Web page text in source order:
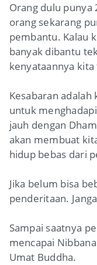
Orang dulu punya
orang sekarang
pembantu. Kalau
banyak dibantu
kenyataannya
Kesabaran
untuk
jauh dengan
akan membuat
hidup bebas dari
Jika belum bisa
penderitaan.
Sampai saatnya
mencapai
Umat Buddha.